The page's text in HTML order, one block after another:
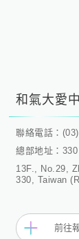
和氣大愛
聯絡電話：
總部地址：
13F., No.29,
330, Taiwan
前往